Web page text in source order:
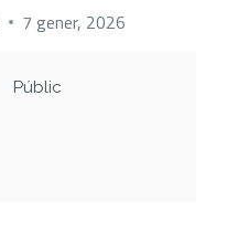
7 gener, 2026
Públic